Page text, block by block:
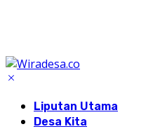
Liputan Utama
Desa Kita